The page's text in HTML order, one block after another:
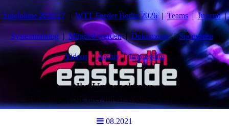
Spielpläne 2026/27 WTT Feeder Berlin 2026 Teams Jugend
Systemtraining Mitglied werden Dokumente Sponsoren
Videos Archiv Impressum
Ihr Unternehmen
Bitte fügen Sie hier Ihren Webseiten-Titel ein.
08.2021